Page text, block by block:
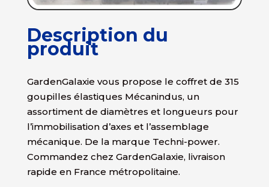
Description du
produit
GardenGalaxie vous propose le coffret de 315
goupilles élastiques Mécanindus, un
assortiment de diamètres et longueurs pour
l’immobilisation d’axes et l’assemblage
mécanique. De la marque Techni-power.
Commandez chez GardenGalaxie, livraison
rapide en France métropolitaine.